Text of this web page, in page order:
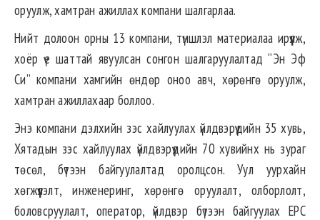
оруулж, хамтран ажиллах компани шалгарлаа.
Нийт долоон орны 13 компани, түншлэл материалаа ирүүлж,
хоёр үе шаттай явуулсан сонгон шалгаруулалтад “Эн Эф
Си” компани хамгийн өндөр оноо авч, хөрөнгө оруулж,
хамтран ажиллахаар боллоо.
Энэ компани дэлхийн зэс хайлуулах үйлдвэрүүдийн 35 хувь,
Хятадын зэс хайлуулах үйлдвэрүүдийн 70 хувийнх нь зураг
төсөл, бүтээн байгуулалтад оролцсон. Уул уурхайн
хөгжүүлэлт, инженеринг, хөрөнгө оруулалт, олборлолт,
боловсруулалт, оператор, үйлдвэр бүтээн байгуулах EPC